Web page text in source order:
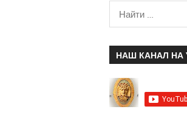
НАШ КАНАЛ НА